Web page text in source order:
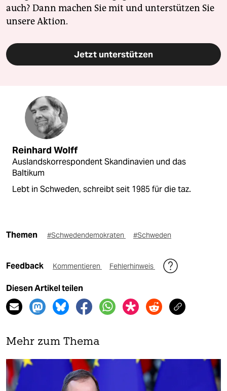
auch? Dann machen Sie mit und unterstützen Sie
unsere Aktion.
Jetzt unterstützen
Reinhard Wolff
Auslandskorrespondent Skandinavien und das
Baltikum
Lebt in Schweden, schreibt seit 1985 für die taz.
Themen #Schwedendemokraten #Schweden
Feedback Kommentieren Fehlerhinweis
Diesen Artikel teilen
Mehr zum Thema